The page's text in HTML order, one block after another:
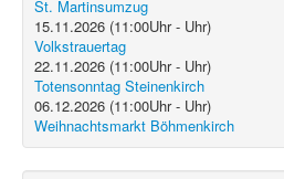
St. Martinsumzug
15.11.2026 (11:00Uhr - Uhr)
Volkstrauertag
22.11.2026 (11:00Uhr - Uhr)
Totensonntag Steinenkirch
06.12.2026 (11:00Uhr - Uhr)
Weihnachtsmarkt Böhmenkirch